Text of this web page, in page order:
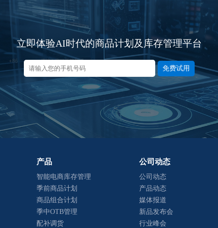
立即体验AI时代的商品计划及库存管理平台
免费试用
产品
智能电商库存管理
季前商品计划
商品组合计划
季中OTB管理
配补调货
公司动态
公司动态
产品动态
媒体报道
新品发布会
行业峰会